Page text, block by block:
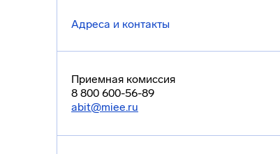
Адреса и контакты
Приемная комиссия
8 800 600-56-89
abit@miee.ru